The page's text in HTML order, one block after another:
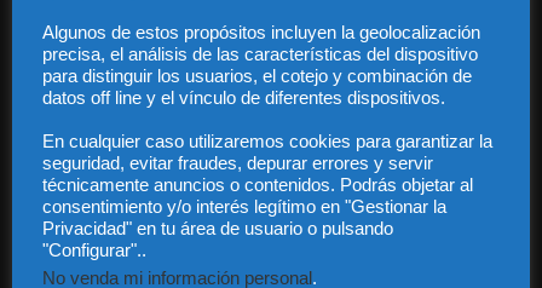
Audiencia y Publicidad
Quiénes somos
Legal
Privacidad
Guía Colaboradores
Contáctanos:info@diariojuridico.com
Algunos de estos propósitos incluyen la geolocalización
precisa, el análisis de las características del dispositivo
para distinguir los usuarios, el cotejo y combinación de
datos off line y el vínculo de diferentes dispositivos.
En cualquier caso utilizaremos cookies para garantizar la
seguridad, evitar fraudes, depurar errores y servir
técnicamente anuncios o contenidos. Podrás objetar al
consentimiento y/o interés legítimo en "Gestionar la
Privacidad" en tu área de usuario o pulsando
"Configurar"..
No venda mi información personal.